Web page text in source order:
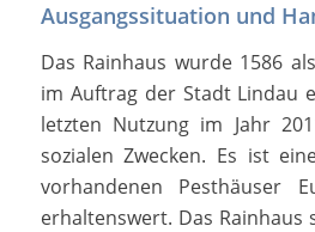
Ausgangssituation und
Das Rainhaus wurde 1586
im Auftrag der Stadt Lindau
letzten Nutzung im Jahr
sozialen Zwecken. Es ist
vorhandenen Pesthäuser
erhaltenswert. Das Rainhaus